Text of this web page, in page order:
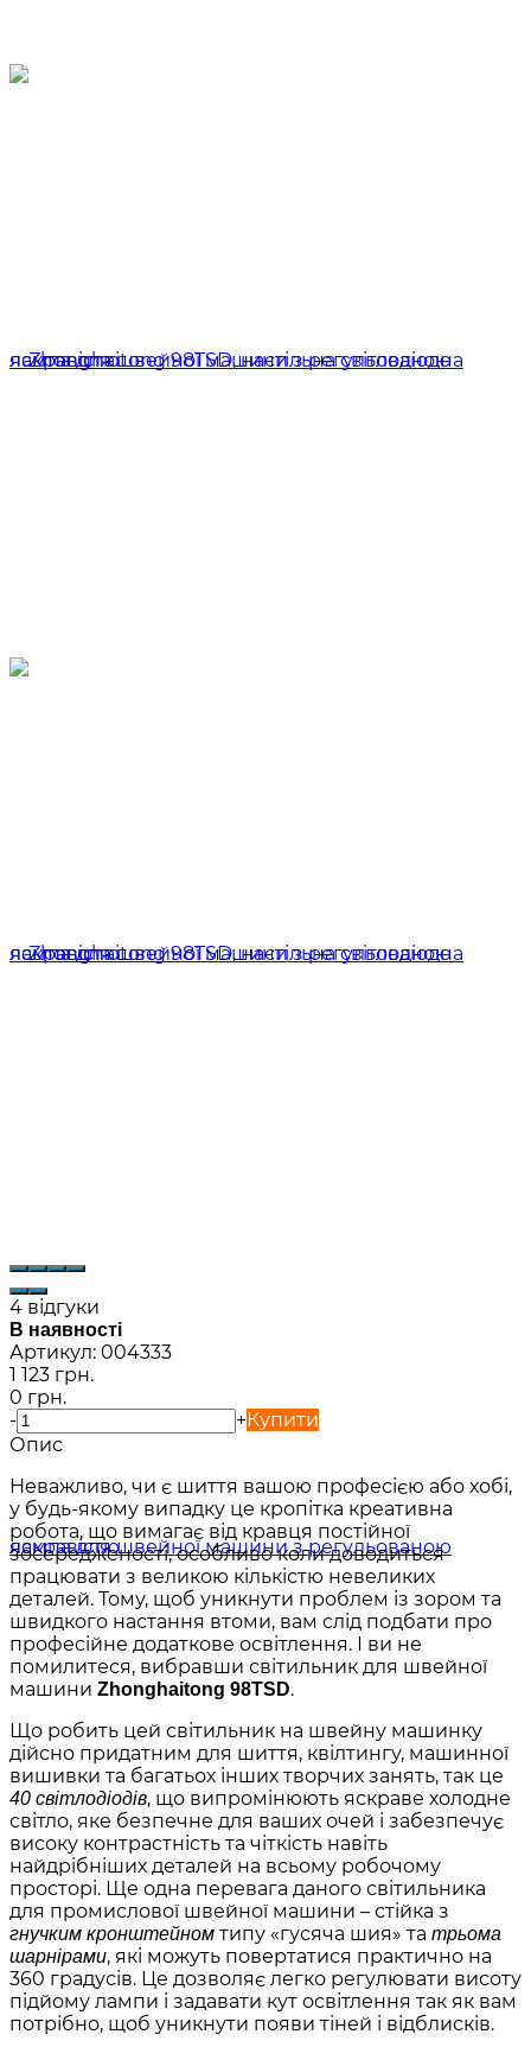
4 відгуки
В наявності
Артикул: 004333
1 123 грн.
0 грн.
-
+Купити
Опис
Неважливо, чи є шиття вашою професією або хобі,
у будь-якому випадку це кропітка креативна
робота, що вимагає від кравця постійної
зосередженості, особливо коли доводиться
працювати з великою кількістю невеликих
деталей. Тому, щоб уникнути проблем із зором та
швидкого настання втоми, вам слід подбати про
професійне додаткове освітлення. І ви не
помилитеся, вибравши світильник для швейної
машини Zhonghaitong 98TSD.
Що робить цей світильник на швейну машинку
дійсно придатним для шиття, квілтингу, машинної
вишивки та багатьох інших творчих занять, так це
40 світлодіодів, що випромінюють яскраве холодне
світло, яке безпечне для ваших очей і забезпечує
високу контрастність та чіткість навіть
найдрібніших деталей на всьому робочому
просторі. Ще одна перевага даного світильника
для промислової швейної машини – стійка з
гнучким кронштейном типу «гусяча шия» та трьома
шарнірами, які можуть повертатися практично на
360 градусів. Це дозволяє легко регулювати висоту
підйому лампи і задавати кут освітлення так як вам
потрібно, щоб уникнути появи тіней і відблисків.